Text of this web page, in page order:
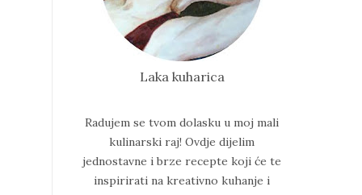
Laka kuharica
Radujem se tvom dolasku u moj mali
kulinarski raj! Ovdje dijelim
jednostavne i brze recepte koji će te
inspirirati na kreativno kuhanje i